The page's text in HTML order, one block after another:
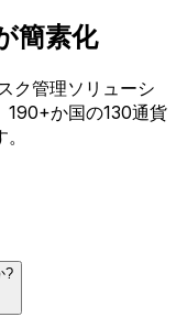
簡素化
ク管理ソリューシ
190+か国の130通貨
?